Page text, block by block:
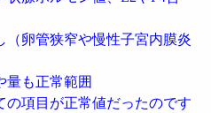
（卵管狭窄や慢性子宮内膜炎
量も正常範囲
の項目が正常値だったのです